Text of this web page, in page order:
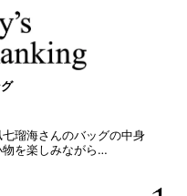
瑠海さんのバッグの中身
を楽しみながら…